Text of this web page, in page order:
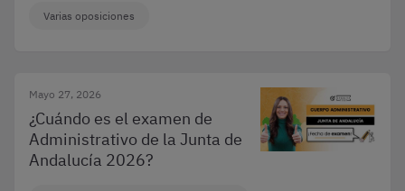
Varias oposiciones
Mayo 27, 2026
¿Cuándo es el examen de
Administrativo de la Junta de
Andalucía 2026?